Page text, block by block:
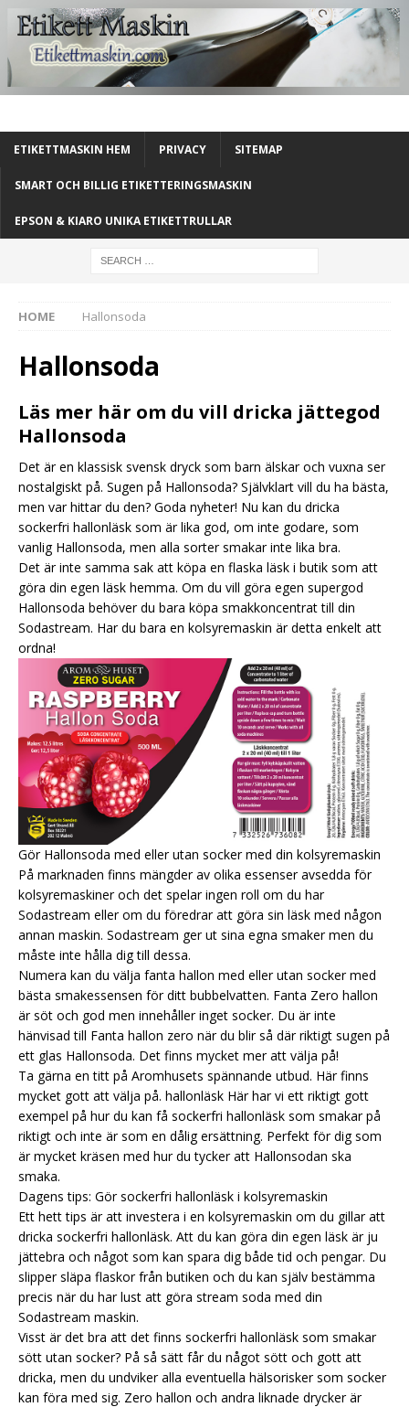
ETIKETTMASKIN HEM PRIVACY SITEMAP
SMART OCH BILLIG ETIKETTERINGSMASKIN
EPSON & KIARO UNIKA ETIKETTRULLAR
HOME Hallonsoda
Hallonsoda
Läs mer här om du vill dricka jättegod
Hallonsoda
Det är en klassisk svensk dryck som barn älskar och vuxna ser
nostalgiskt på. Sugen på Hallonsoda? Självklart vill du ha bästa,
men var hittar du den? Goda nyheter! Nu kan du dricka
sockerfri hallonläsk som är lika god, om inte godare, som
vanlig Hallonsoda, men alla sorter smakar inte lika bra.
Det är inte samma sak att köpa en flaska läsk i butik som att
göra din egen läsk hemma. Om du vill göra egen supergod
Hallonsoda behöver du bara köpa smakkoncentrat till din
Sodastream. Har du bara en kolsyremaskin är detta enkelt att
ordna!
Gör Hallonsoda med eller utan socker med din kolsyremaskin
På marknaden finns mängder av olika essenser avsedda för
kolsyremaskiner och det spelar ingen roll om du har
Sodastream eller om du föredrar att göra sin läsk med någon
annan maskin. Sodastream ger ut sina egna smaker men du
måste inte hålla dig till dessa.
Numera kan du välja fanta hallon med eller utan socker med
bästa smakessensen för ditt bubbelvatten. Fanta Zero hallon
är söt och god men innehåller inget socker. Du är inte
hänvisad till Fanta hallon zero när du blir så där riktigt sugen på
ett glas Hallonsoda. Det finns mycket mer att välja på!
Ta gärna en titt på Aromhusets spännande utbud. Här finns
mycket gott att välja på. hallonläsk Här har vi ett riktigt gott
exempel på hur du kan få sockerfri hallonläsk som smakar på
riktigt och inte är som en dålig ersättning. Perfekt för dig som
är mycket kräsen med hur du tycker att Hallonsodan ska
smaka.
Dagens tips: Gör sockerfri hallonläsk i kolsyremaskin
Ett hett tips är att investera i en kolsyremaskin om du gillar att
dricka sockerfri hallonläsk. Att du kan göra din egen läsk är ju
jättebra och något som kan spara dig både tid och pengar. Du
slipper släpa flaskor från butiken och du kan själv bestämma
precis när du har lust att göra stream soda med din
Sodastream maskin.
Visst är det bra att det finns sockerfri hallonläsk som smakar
sött utan socker? På så sätt får du något sött och gott att
dricka, men du undviker alla eventuella hälsorisker som socker
kan föra med sig. Zero hallon och andra liknade drycker är